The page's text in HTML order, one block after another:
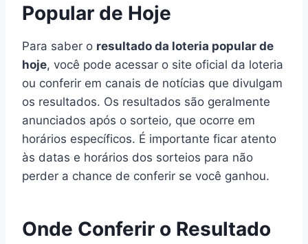
Popular de Hoje
Para saber o resultado da loteria popular de
hoje, você pode acessar o site oficial da loteria
ou conferir em canais de notícias que divulgam
os resultados. Os resultados são geralmente
anunciados após o sorteio, que ocorre em
horários específicos. É importante ficar atento
às datas e horários dos sorteios para não
perder a chance de conferir se você ganhou.
Onde Conferir o Resultado